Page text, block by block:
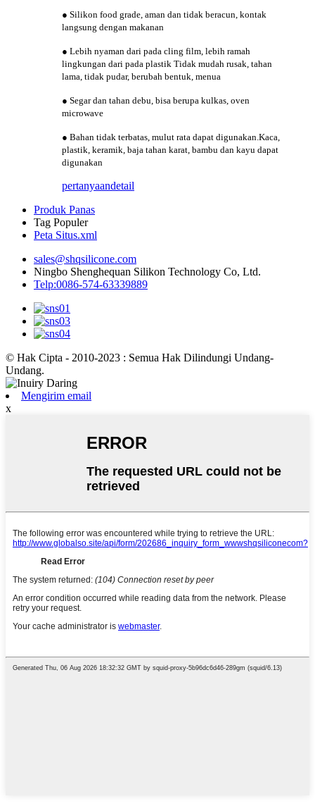
● Silikon food grade, aman dan tidak beracun, kontak
langsung dengan makanan
● Lebih nyaman dari pada cling film, lebih ramah
lingkungan dari pada plastik Tidak mudah rusak, tahan
lama, tidak pudar, berubah bentuk, menua
● Segar dan tahan debu, bisa berupa kulkas, oven
microwave
● Bahan tidak terbatas, mulut rata dapat digunakan.Kaca,
plastik, keramik, baja tahan karat, bambu dan kayu dapat
digunakan
pertanyaandetail
Produk Panas
Tag Populer
Peta Situs.xml
sales@shqsilicone.com
Ningbo Shenghequan Silikon Technology Co, Ltd.
Telp:0086-574-63339889
© Hak Cipta - 2010-2023 : Semua Hak Dilindungi Undang-
Undang.
Mengirim email
x